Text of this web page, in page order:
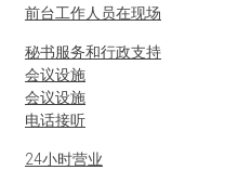
前台工作人员在现场
秘书服务和行政支持
会议设施
会议设施
电话接听
24小时营业